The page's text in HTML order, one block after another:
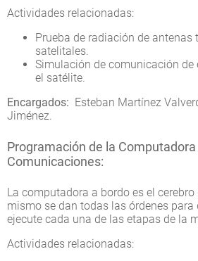
Actividades relacionadas:
Prueba de radiación de antenas
satelitales.
Simulación de comunicación de
el satélite.
Encargados: Esteban Martínez
Jiménez.
Programación de la Computadora
Comunicaciones:
La computadora a bordo es el cerebro
mismo se dan todas las órdenes para
ejecute cada una de las etapas de la
Actividades relacionadas: